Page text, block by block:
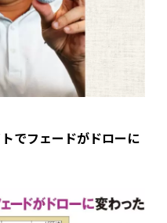
でフェードがドローに